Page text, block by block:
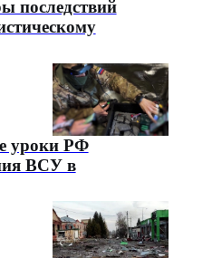
последствий
уроки РФ
ВСУ в